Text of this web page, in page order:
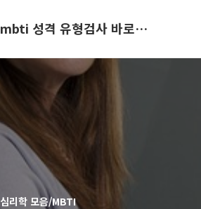
mbti 성격 유형검사 바로가기
심리학 모음/MBTI